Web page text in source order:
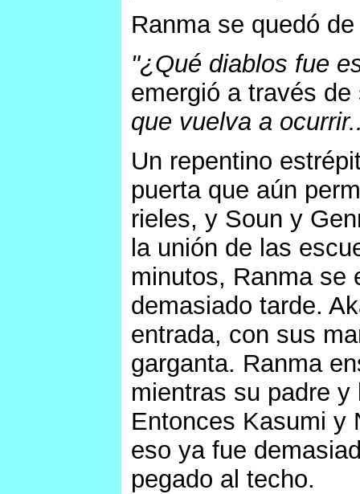
Ranma se quedó
"¿Qué diablos fue
emergió a través
que vuelva a
Un repentino
puerta que aún
rieles, y Soun y
la unión de las
minutos, Ranma se
demasiado tarde.
entrada, con sus
garganta. Ranma
mientras su padre
Entonces Kasumi y
eso ya fue
pegado al techo.